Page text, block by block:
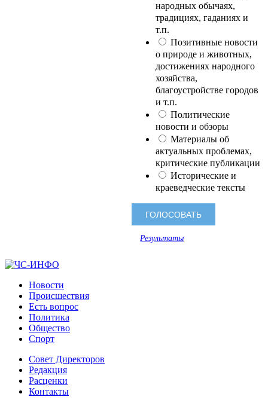
народных обычаях,
традициях, гаданиях и
т.п.
Позитивные новости
о природе и животных,
достижениях народного
хозяйства,
благоустройстве городов
и т.п.
Политические
новости и обзоры
Материалы об
актуальных проблемах,
критические публикации
Исторические и
краеведческие тексты
Результаты
Новости
Происшествия
Есть вопрос
Политика
Общество
Спорт
Совет Директоров
Редакция
Расценки
Контакты